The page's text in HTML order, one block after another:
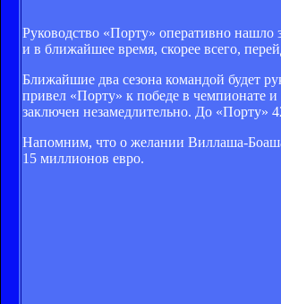
Руководство «Порту» оперативно нашло
и в ближайшее время, скорее всего,
Ближайшие два сезона командой будет
привел «Порту» к победе в чемпионате
заключен незамедлительно. До
Напомним, что о желании Виллаша-Боаша
15 миллионов евро.